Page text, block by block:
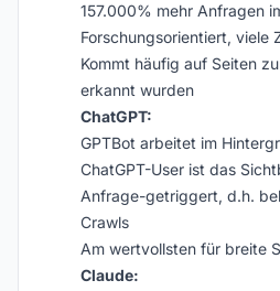
157.000% mehr Anfragen
Forschungsorientiert, viele
Kommt häufig auf Seiten
erkannt wurden
ChatGPT:
GPTBot arbeitet im
ChatGPT-User ist das
Anfrage-getriggert, d.h.
Crawls
Am wertvollsten für breite
Claude: